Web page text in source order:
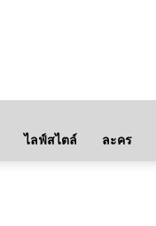
ไลฟ์สไตล์ ละคร